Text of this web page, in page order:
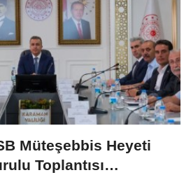
Müteşebbis Heyeti
Toplantısı